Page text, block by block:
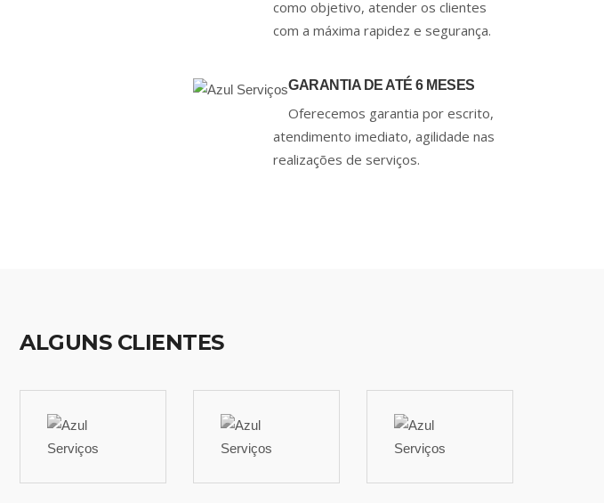
como objetivo, atender os clientes
com a máxima rapidez e segurança.
GARANTIA DE ATÉ 6 MESES
Oferecemos garantia por escrito,
atendimento imediato, agilidade nas
realizações de serviços.
ALGUNS CLIENTES